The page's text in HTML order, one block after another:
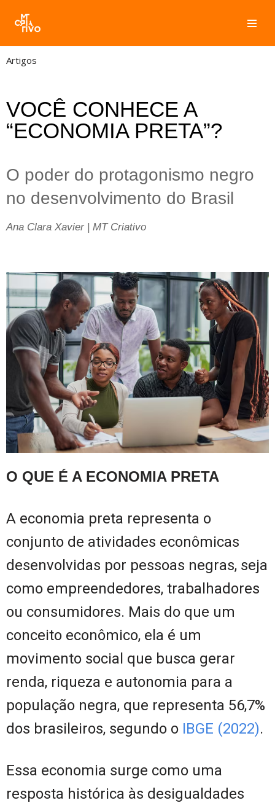
Pular
para
o
Artigos
VOCÊ CONHECE A
“ECONOMIA PRETA”?
O poder do protagonismo negro
Ana Clara Xavier | MT Criativo
O QUE É A ECONOMIA PRETA
A economia preta representa o
conjunto de atividades econômicas
desenvolvidas por pessoas negras, seja
como empreendedores, trabalhadores
ou consumidores. Mais do que um
conceito econômico, ela é um
movimento social que busca gerar
renda, riqueza e autonomia para a
população negra, que representa 56,7%
dos brasileiros, segundo o IBGE (2022).
Essa economia surge como uma
resposta histórica às desigualdades